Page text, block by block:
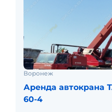
Воронеж
Аренда автокрана
60-4